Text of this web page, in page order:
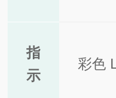
指
示
彩色